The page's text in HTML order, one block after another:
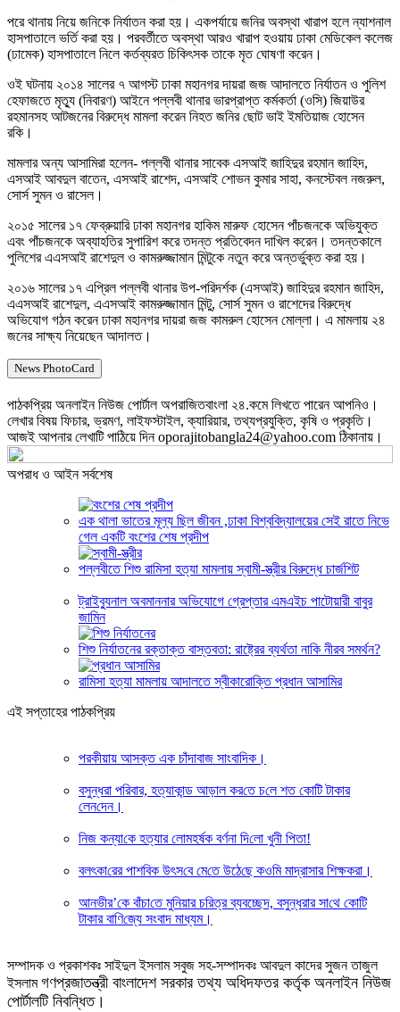
পরে থানায় নিয়ে জনিকে নির্যাতন করা হয়। একপর্যায়ে জনির অবস্থা খারাপ হলে ন্যাশনাল
হাসপাতালে ভর্তি করা হয়। পরবর্তীতে অবস্থা আরও খারাপ হওয়ায় ঢাকা মেডিকেল কলেজ
(ঢামেক) হাসপাতালে নিলে কর্তব্যরত চিকিৎসক তাকে মৃত ঘোষণা করেন।
ওই ঘটনায় ২০১৪ সালের ৭ আগস্ট ঢাকা মহানগর দায়রা জজ আদালতে নির্যাতন ও পুলিশ
হেফাজতে মৃত্যু (নিবারণ) আইনে পল্লবী থানার ভারপ্রাপ্ত কর্মকর্তা (ওসি) জিয়াউর
রহমানসহ আটজনের বিরুদ্ধে মামলা করেন নিহত জনির ছোট ভাই ইমতিয়াজ হোসেন
রকি।
মামলার অন্য আসামিরা হলেন- পল্লবী থানার সাবেক এসআই জাহিদুর রহমান জাহিদ,
এসআই আবদুল বাতেন, এসআই রাশেদ, এসআই শোভন কুমার সাহা, কনস্টেবল নজরুল,
সোর্স সুমন ও রাসেল।
২০১৫ সালের ১৭ ফেব্রুয়ারি ঢাকা মহানগর হাকিম মারুফ হোসেন পাঁচজনকে অভিযুক্ত
এবং পাঁচজনকে অব্যাহতির সুপারিশ করে তদন্ত প্রতিবেদন দাখিল করেন। তদন্তকালে
পুলিশের এএসআই রাশেদুল ও কামরুজ্জামান মিন্টুকে নতুন করে অন্তর্ভুক্ত করা হয়।
২০১৬ সালের ১৭ এপ্রিল পল্লবী থানার উপ-পরিদর্শক (এসআই) জাহিদুর রহমান জাহিদ,
এএসআই রাশেদুল, এএসআই কামরুজ্জামান মিন্টু, সোর্স সুমন ও রাশেদের বিরুদ্ধে
অভিযোগ গঠন করেন ঢাকা মহানগর দায়রা জজ কামরুল হোসেন মোল্লা। এ মামলায় ২৪
জনের সাক্ষ্য নিয়েছেন আদালত।
News PhotoCard
পাঠকপ্রিয় অনলাইন নিউজ পোর্টাল অপরাজিতবাংলা ২৪.কমে লিখতে পারেন আপনিও।
লেখার বিষয় ফিচার, ভ্রমণ, লাইফস্টাইল, ক্যারিয়ার, তথ্যপ্রযুক্তি, কৃষি ও প্রকৃতি।
আজই আপনার লেখাটি পাঠিয়ে দিন oporajitobangla24@yahoo.com ঠিকানায়।
অপরাধ ও আইন সর্বশেষ
এক থালা ভাতের মূল্য ছিল জীবন ,ঢাকা বিশ্ববিদ্যালয়ের সেই রাতে নিভে
গেল একটি বংশের শেষ প্রদীপ
পল্লবীতে শিশু রামিসা হত্যা মামলায় স্বামী-স্ত্রীর বিরুদ্ধে চার্জশিট
ট্রাইব্যুনাল অবমাননার অভিযোগে গ্রেপ্তার এমএইচ পাটোয়ারী বাবুর
জামিন
শিশু নির্যাতনের রক্তাক্ত বাস্তবতা: রাষ্ট্রের ব্যর্থতা নাকি নীরব সমর্থন?
রামিসা হত্যা মামলায় আদালতে স্বীকারোক্তি প্রধান আসামির
এই সপ্তাহের পাঠকপ্রিয়
পরকীয়ায় আসক্ত এক চাঁদাবাজ সাংবাদিক।
বসুন্ধরা প‌রিবার, হত্যাকান্ড আড়াল কর‌তে চ‌লে শত কো‌টি টাকার
লেন‌দেন।
নিজ কন্যা‌কে হত্যার লে‌ামহর্ষক বর্ণনা দি‌লো খুনী পিতা!
বলৎকা‌রের পাশ‌বিক উৎস‌বে মে‌তে উঠে‌ছে কও‌মি মাদ্রাসার শিক্ষকরা।
আনভী‌র’‌কে বাঁচা‌তে মু‌নিয়ার চ‌রিত্র ব্যবচ্ছেদ, বসুন্ধরার সা‌থে কো‌টি
টাকার বা‌ণি‌জ্যে সংবাদ মাধ্যম।
সম্পাদক ও প্রকাশকঃ সাইদুল ইসলাম সবুজ সহ-সম্পাদকঃ আবদুল কাদের সুজন তাজুল
ইসলামগণপ্রজাতন্ত্রী বাংলাদেশ সরকার তথ্য অধিদফতর কর্তৃক অনলাইন নিউজ
পোর্টালটি নিবন্ধিত।